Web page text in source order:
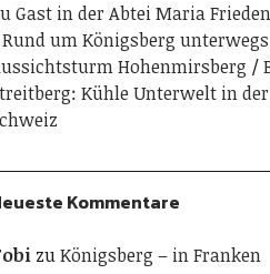
Gast in der Abtei Maria
Rund um Königsberg unterwegs
Hohenmirsberg
Kühle Unterwelt in
Kommentare
zuKönigsberg – in Franken